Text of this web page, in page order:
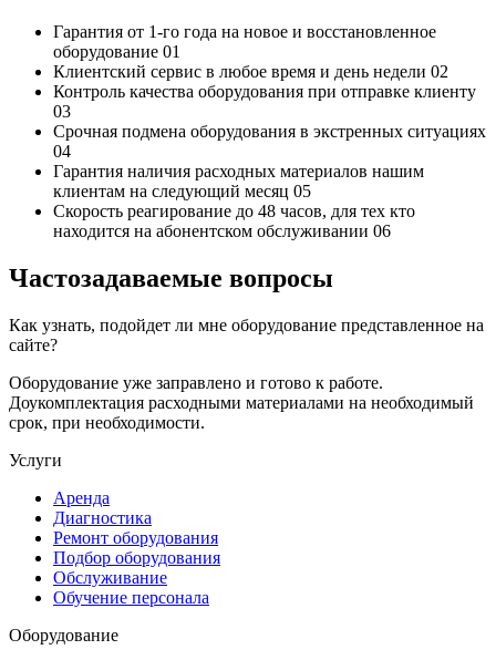
Гарантия от 1-го года на новое и восстановленное
оборудование 01
Клиентский сервис в любое время и день недели 02
Контроль качества оборудования при отправке клиенту
03
Срочная подмена оборудования в экстренных ситуациях
04
Гарантия наличия расходных материалов нашим
клиентам на следующий месяц 05
Скорость реагирование до 48 часов, для тех кто
находится на абонентском обслуживании 06
Частозадаваемые вопросы
Как узнать, подойдет ли мне оборудование представленное на
сайте?
Оборудование уже заправлено и готово к работе.
Доукомплектация расходными материалами на необходимый
срок, при необходимости.
Услуги
Аренда
Диагностика
Ремонт оборудования
Подбор оборудования
Обслуживание
Обучение персонала
Оборудование